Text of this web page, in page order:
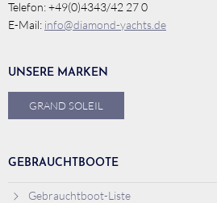
Telefon: +49(0)4343/42 27 0
E-Mail: info@diamond-yachts.de
UNSERE MARKEN
GRAND SOLEIL
GEBRAUCHTBOOTE
Gebrauchtboot-Liste